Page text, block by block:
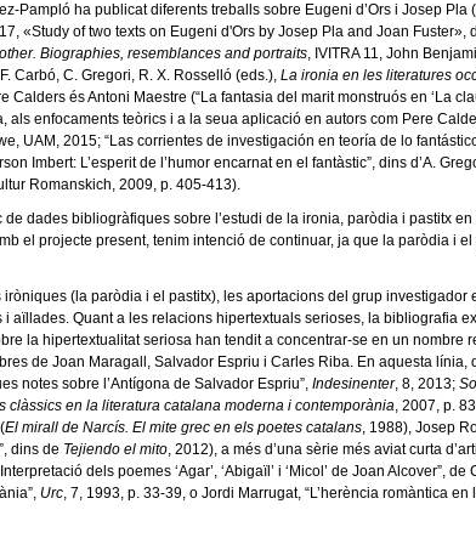
Pampló ha publicat diferents treballs sobre Eugeni d’Ors i Josep Pla (
«Study of two texts on Eugeni d'Ors by Josep Pla and Joan Fuster»,
Biographies, resemblances and portraits, IVITRA 11, John
Carbó, C. Gregori, R. X. Rosselló (eds.), La ironia en les literatures
és Antoni Maestre (“La fantasia del marit monstruós en ‘La
enfocaments teòrics i a la seua aplicació en autors com Pere
UAM, 2015; “Las corrientes de investigación en teoría de lo
Imbert: L’esperit de l’humor encarnat en el fantàstic”, dins d’A.
Romanskich, 2009, p. 405-413).
dades bibliogràfiques sobre l’estudi de la ironia, paròdia i pastitx
el projecte present, tenim intenció de continuar, ja que la paròdia i el
(la paròdia i el pastitx), les aportacions del grup investigador
Quant a les relacions hipertextuals serioses, la bibliografia
la hipertextualitat seriosa han tendit a concentrar-se en un nombre
de Joan Maragall, Salvador Espriu i Carles Riba. En aquesta línia,
notes sobre l’Antígona de Salvador Espriu”, Indesinenter, 8, 2013;
clàssics en la literatura catalana moderna i contemporània , 2007, p.
El mirall de Narcís. El mite grec en els poetes catalans , 1988), Josep
dins de Tejiendo el mito , 2012), a més d’una sèrie més aviat curta
dels poemes ‘Agar’, ‘Abigaïl’ i ‘Micol’ de Joan Alcover”, de
Urc , 7, 1993, p. 33-39, o Jordi Marrugat, “L’herència romàntica en